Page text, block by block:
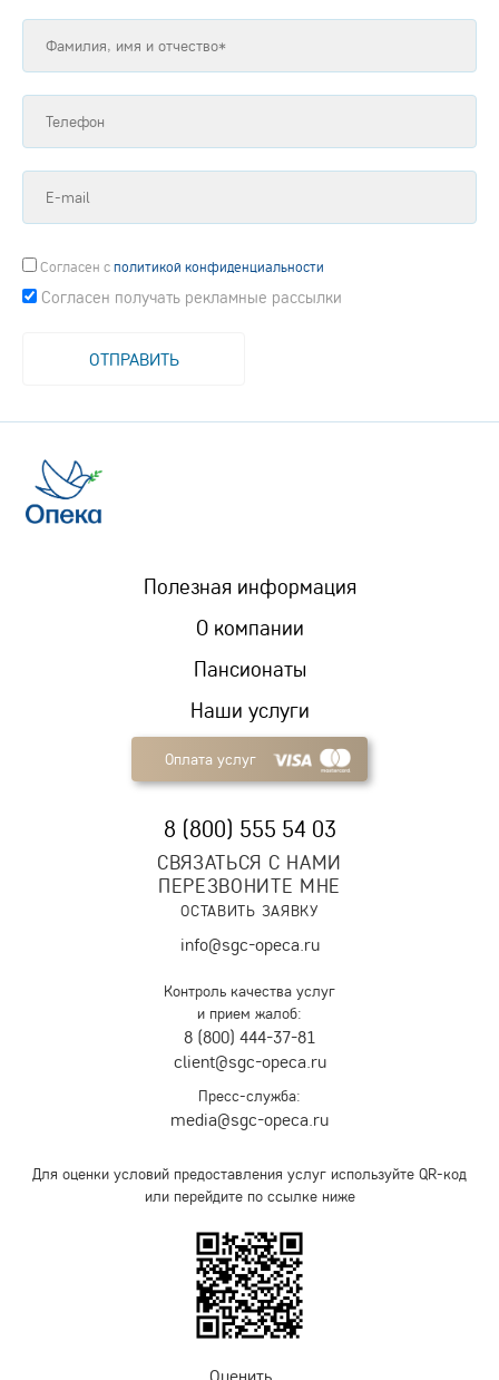
Согласен сполитикой конфиденциальности
Согласен получать рекламные рассылки
Пансионаты
Наши услуги
Полезная информация
О компании
Оплата услуг
8 (800) 555 54 03
СВЯЗАТЬСЯ С НАМИ
ПЕРЕЗВОНИТЕ МНЕ
ОСТАВИТЬ ЗАЯВКУ
info@sgc-opeca.ru
Контроль качества услуг
и прием жалоб:
8 (800) 444-37-81
client@sgc-opeca.ru
Пресс-служба:
media@sgc-opeca.ru
Для оценки условий предоставления услуг используйте QR-код
или перейдите по ссылке ниже